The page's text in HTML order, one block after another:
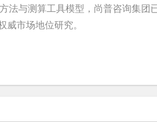
法与测算工具模型，尚普咨询集团
市场地位研究。